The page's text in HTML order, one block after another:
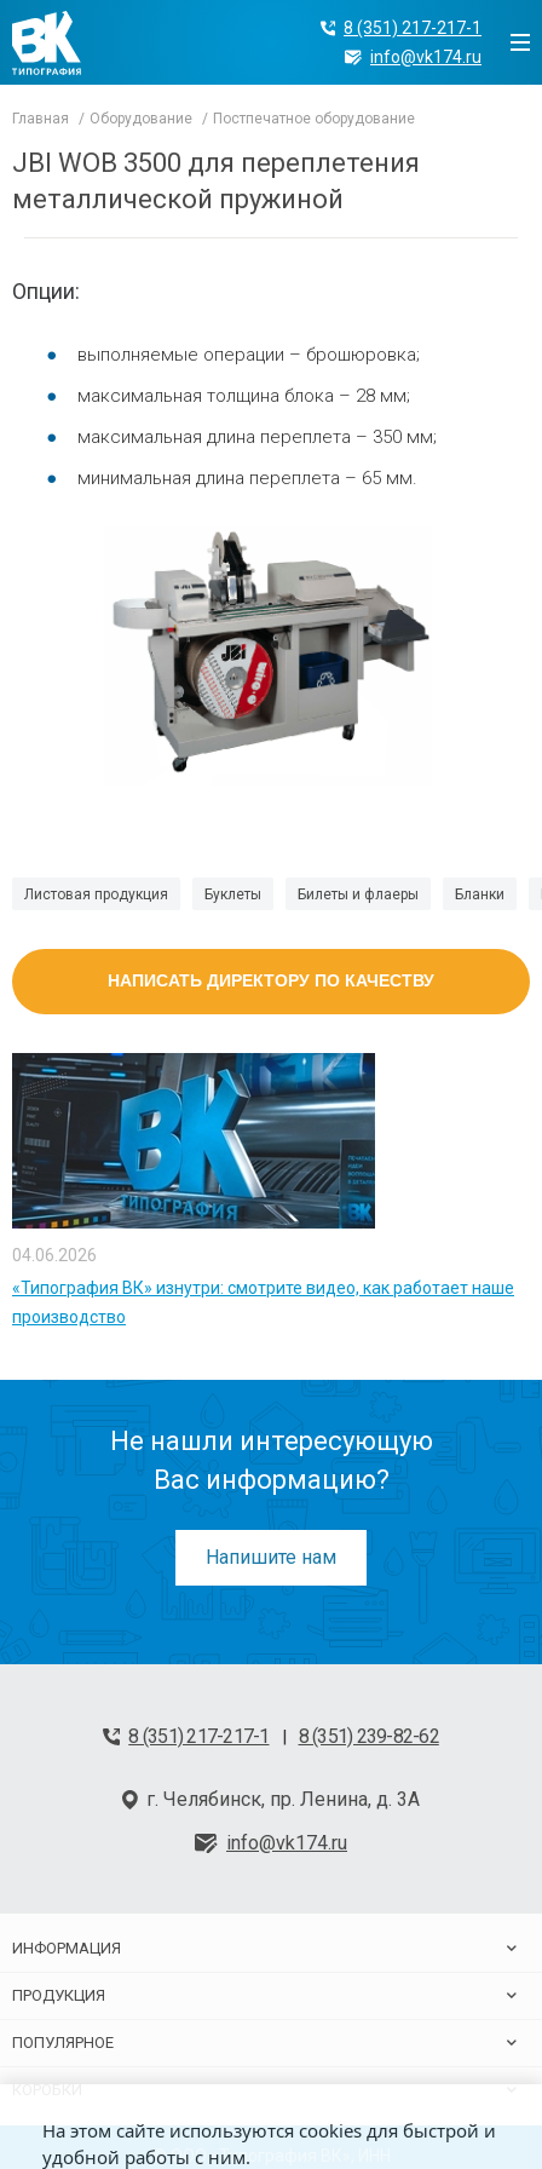
8 (351) 217-217-1
info@vk174.ru
Листовая продукция Буклеты Билеты и флаеры Бланки
НАПИСАТЬ ДИРЕКТОРУ ПО КАЧЕСТВУ
04.06.2026
«Типография ВК» изнутри: смотрите видео, как работает наше
производство
Главная Оборудование Постпечатное оборудование
JBI WOB 3500 для переплетения
металлической пружиной
Опции:
выполняемые операции – брошюровка;
максимальная толщина блока – 28 мм;
максимальная длина переплета – 350 мм;
минимальная длина переплета – 65 мм.
Не нашли интересующую
Вас информацию?
Напишите нам
8 (351) 217-217-1 | 8 (351) 239-82-62
г. Челябинск, пр. Ленина, д. 3А
info@vk174.ru
ИНФОРМАЦИЯ
ПРОДУКЦИЯ
ПОПУЛЯРНОЕ
© ООО «Типография ВК», ИНН
На этом сайте используются cookies для быстрой и
удобной работы с ним.